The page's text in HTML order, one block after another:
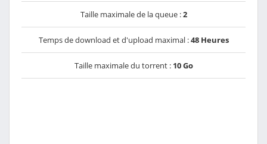
Taille maximale de la queue :2
Temps de download et d'upload maximal :48 Heures
Taille maximale du torrent : 10 Go